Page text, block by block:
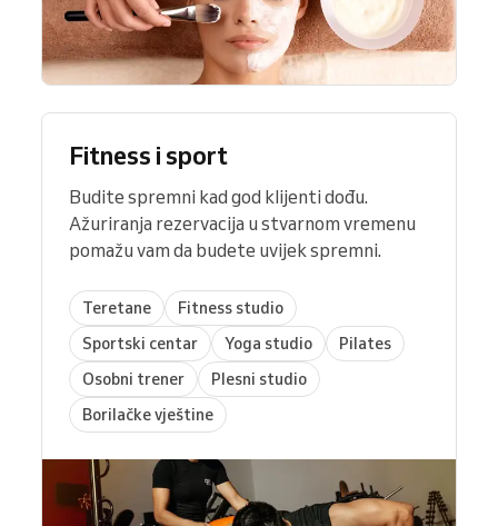
Fitness i sport
Budite spremni kad god klijenti dođu.
Ažuriranja rezervacija u stvarnom vremenu
pomažu vam da budete uvijek spremni.
Teretane
Fitness studio
Sportski centar
Yoga studio
Pilates
Osobni trener
Plesni studio
Borilačke vještine